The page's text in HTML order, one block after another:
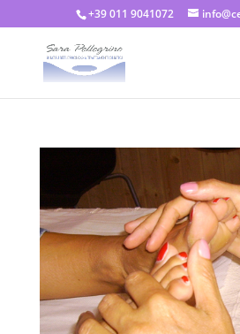
+39 011 9041072